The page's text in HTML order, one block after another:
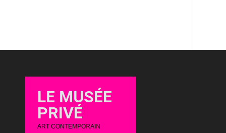
LE MUSÉE
PRIVÉ
ART CONTEMPORAIN